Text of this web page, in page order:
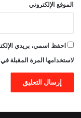
الموقع الإلكتروني
احفظ اسمي، بريدي
لاستخدامها المرة المقبلة